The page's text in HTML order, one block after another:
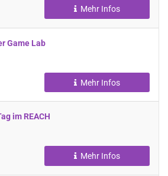
Mehr Infos
Game Lab
Mehr Infos
im REACH
Mehr Infos